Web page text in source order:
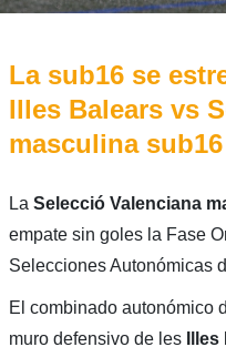
La sub16 se
Illes Balears vs
masculina sub16
La Selecció Valenciana
empate sin goles la Fase
Selecciones Autonómicas
El combinado autonómico
muro defensivo de les